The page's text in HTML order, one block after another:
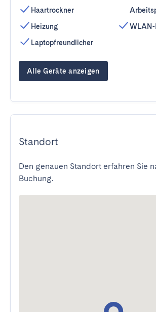
Haartrockner
Heizung
Laptopfreundlicher
Alle Geräte anzeigen
Standort
Den genauen Standort erfahren Sie
Buchung.